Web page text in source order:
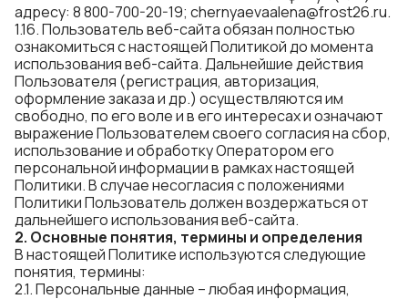
адресу: 8 800-700-20-19; chernyaevaalena@frost26.ru.
1.16. Пользователь веб-сайта обязан полностью
ознакомиться с настоящей Политикой до момента
использования веб-сайта. Дальнейшие действия
Пользователя (регистрация, авторизация,
оформление заказа и др.) осуществляются им
свободно, по его воле и в его интересах и означают
выражение Пользователем своего согласия на сбор,
использование и обработку Оператором его
персональной информации в рамках настоящей
Политики. В случае несогласия с положениями
Политики Пользователь должен воздержаться от
дальнейшего использования веб-сайта.
2. Основные понятия, термины и определения
В настоящей Политике используются следующие
понятия, термины:
2.1. Персональные данные – любая информация,